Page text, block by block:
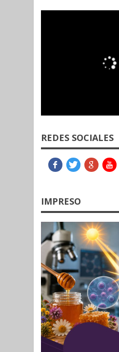
REDES SOCIALES
IMPRESO